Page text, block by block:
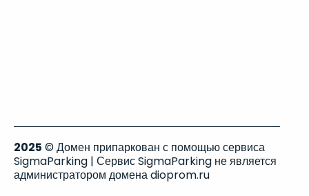
2025 © Домен припаркован с помощью сервиса
SigmaParking | Сервис SigmaParking не является
администратором домена dioprom.ru